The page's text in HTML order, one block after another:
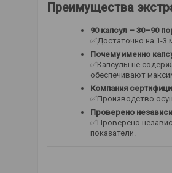
Преимущества
90 капсул – 30–90
✅Достаточно на 1-3
Почему именно
✅Капсулы не
обеспечивают
Компания
✅Производство
Проверено
✅Проверено
показатели.